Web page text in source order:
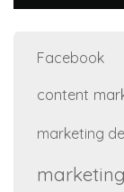
Facebook
content
marketing